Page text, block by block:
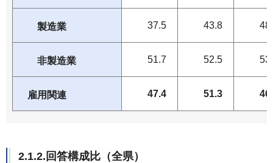
製造業 37.5 43.8
非製造業 51.7 52.5
雇用関連 47.4 51.3
2.1.2.回答構成比（全県）